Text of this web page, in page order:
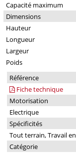
Capacité maximum
Dimensions
Hauteur
Longueur
Largeur
Poids
Référence
Fiche technique
Motorisation
Electrique
Spécificités
Tout terrain, Travail
Catégorie